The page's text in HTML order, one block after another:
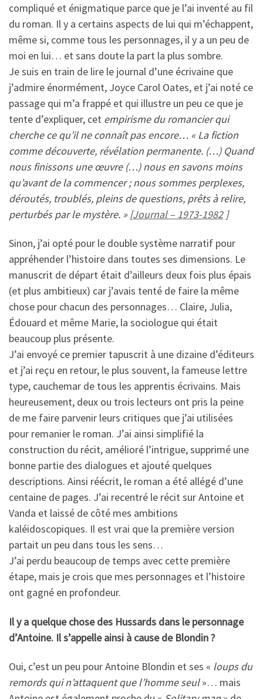
compliqué et énigmatique parce que je l’ai inventé au fil
du roman. Il y a certains aspects de lui qui m’échappent,
même si, comme tous les personnages, il y a un peu de
moi en lui… et sans doute la part la plus sombre.
Je suis en train de lire le journal d’une écrivaine que
j’admire énormément, Joyce Carol Oates, et j’ai noté ce
passage qui m’a frappé et qui illustre un peu ce que je
tente d’expliquer, cet empirisme du romancier qui
cherche ce qu’il ne connaît pas encore… « La fiction
comme découverte, révélation permanente. (…) Quand
nous finissons une œuvre (…) nous en savons moins
qu’avant de la commencer ; nous sommes perplexes,
déroutés, troublés, pleins de questions, prêts à relire,
perturbés par le mystère. » [Journal – 1973-1982]
Sinon, j’ai opté pour le double système narratif pour
appréhender l’histoire dans toutes ses dimensions. Le
manuscrit de départ était d’ailleurs deux fois plus épais
(et plus ambitieux) car j’avais tenté de faire la même
chose pour chacun des personnages… Claire, Julia,
Édouard et même Marie, la sociologue qui était
beaucoup plus présente.
J’ai envoyé ce premier tapuscrit à une dizaine d’éditeurs
et j’ai reçu en retour, le plus souvent, la fameuse lettre
type, cauchemar de tous les apprentis écrivains. Mais
heureusement, deux ou trois lecteurs ont pris la peine
de me faire parvenir leurs critiques que j’ai utilisées
pour remanier le roman. J’ai ainsi simplifié la
construction du récit, amélioré l’intrigue, supprimé une
bonne partie des dialogues et ajouté quelques
descriptions. Ainsi réécrit, le roman a été allégé d’une
centaine de pages. J’ai recentré le récit sur Antoine et
Vanda et laissé de côté mes ambitions
kaléidoscopiques. Il est vrai que la première version
partait un peu dans tous les sens…
J’ai perdu beaucoup de temps avec cette première
étape, mais je crois que mes personnages et l’histoire
ont gagné en profondeur.
Il y a quelque chose des Hussards dans le personnage
d’Antoine. Il s’appelle ainsi à cause de Blondin ?
Oui, c’est un peu pour Antoine Blondin et ses « loups du
remords qui n’attaquent que l’homme seul»… mais